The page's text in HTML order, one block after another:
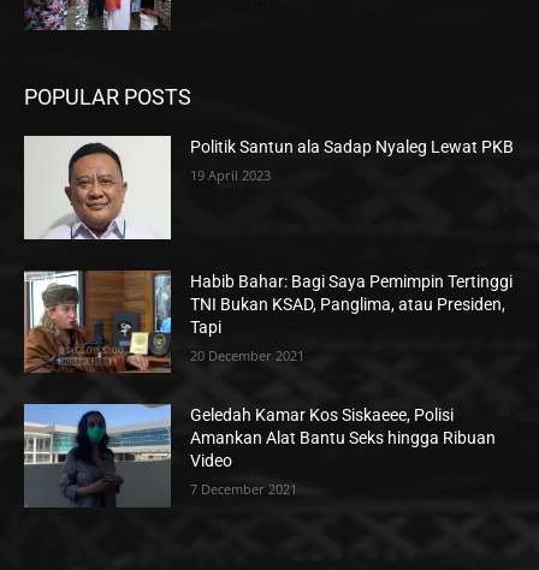
POPULAR POSTS
Politik Santun ala Sadap Nyaleg Lewat PKB
19 April 2023
Habib Bahar: Bagi Saya Pemimpin Tertinggi
TNI Bukan KSAD, Panglima, atau Presiden,
Tapi
20 December 2021
Geledah Kamar Kos Siskaeee, Polisi
Amankan Alat Bantu Seks hingga Ribuan
Video
7 December 2021